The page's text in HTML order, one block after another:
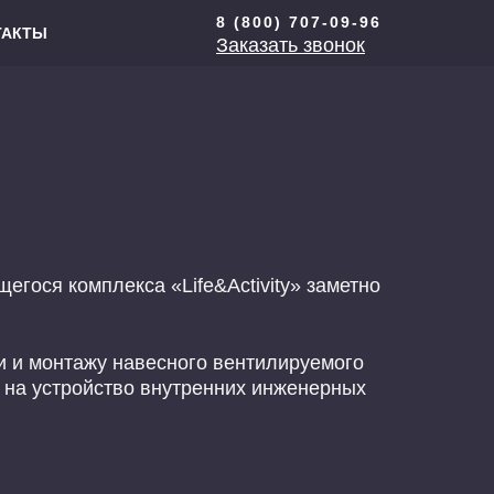
8 (800) 707-09-96
Заказать звонок
комплекса «Life&Activity» заметно
монтажу навесного вентилируемого
устройство внутренних инженерных